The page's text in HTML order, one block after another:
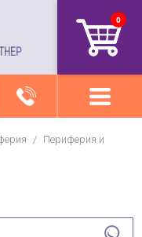
0
/
Периферия и